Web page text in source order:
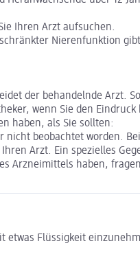
Ihren Arzt aufsuchen.
Nierenfunktion
der behandelnde Arzt.
wenn Sie den
haben, als Sie sollten:
beobachtet worden.
Arzt. Ein spezielles
Arzneimittels haben,
etwas Flüssigkeit